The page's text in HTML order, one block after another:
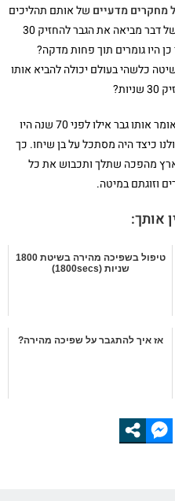
של אותם תהליכים
שמתרחשים בגוף הגבר והאשה ובסופו של דבר מביאה את הגבר להחזיק 30
היו גומרים תוך פחות מדקה?
כלשהי בעולם יכולה להביא אותו
התשובה גם היא בצורת שאלה: מה היה אומר אותו גבר אילו לפני 70 שנה היו
כיצד היה מסתכל על בן שיחו. כך
מהפכה שתלך ותכבוש את כל
וזוגתם במיטה.
אותך:
טיפול בשפיכה מהירה בשיטת 1800
שניות (1800secs)
אז איך להתגבר על שפיכה מהירה?